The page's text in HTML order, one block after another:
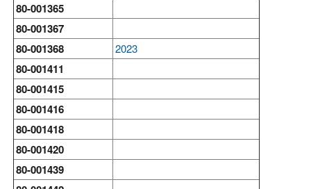
80-001365
80-001367
80-001368
2023
80-001411
80-001415
80-001416
80-001418
80-001420
80-001439